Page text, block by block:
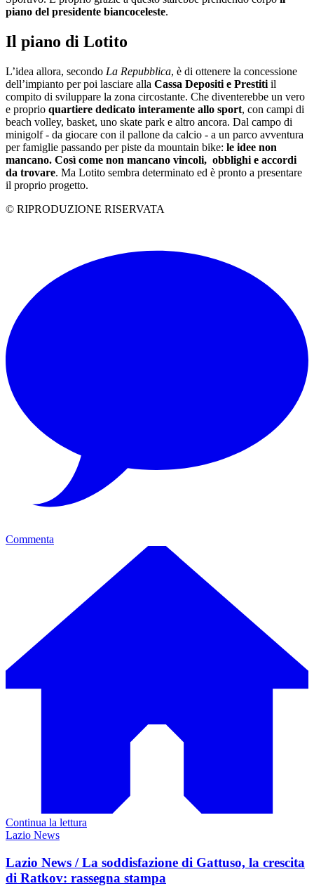
piano del presidente biancoceleste.
Il piano di Lotito
L’idea allora, secondo La Repubblica, è di ottenere la concessione
dell’impianto per poi lasciare alla Cassa Depositi e Prestiti il
compito di sviluppare la zona circostante. Che diventerebbe un vero
e proprio quartiere dedicato interamente allo sport, con campi di
beach volley, basket, uno skate park e altro ancora. Dal campo di
minigolf - da giocare con il pallone da calcio - a un parco avventura
per famiglie passando per piste da mountain bike: le idee non
mancano. Così come non mancano vincoli, obblighi e accordi
da trovare. Ma Lotito sembra determinato ed è pronto a presentare
il proprio progetto.
© RIPRODUZIONE RISERVATA
Commenta
Continua la lettura
Lazio News
Lazio News / La soddisfazione di Gattuso, la crescita
di Ratkov: rassegna stampa